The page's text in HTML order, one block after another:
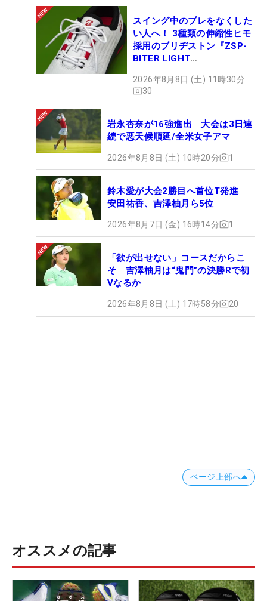
スイング中のブレをなくした
い人へ！ 3種類の伸縮性ヒモ
採用のブリヂストン『ZSP-
BITER LIGHT
ュー
2026年8月8日 (土) 11時30分
30
岩永杏奈が16強進出 大会は3日連
続で悪天候順延/全米女子アマ
2026年8月8日 (土) 10時20分 1
鈴木愛が大会2勝目へ首位T発進
安田祐香、吉澤柚月ら5位
2026年8月7日 (金) 16時14分 1
「欲が出せない」コースだからこ
そ 吉澤柚月は“鬼門”の決勝Rで初
Vなるか
2026年8月8日 (土) 17時58分 20
ページ上部へ
オススメの記事